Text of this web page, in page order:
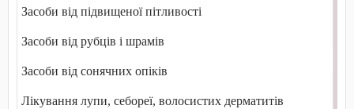
Засоби від підвищеної пітливості
Засоби від рубців і шрамів
Засоби від сонячних опіків
Лікування лупи, себореї, волосистих дерматитів